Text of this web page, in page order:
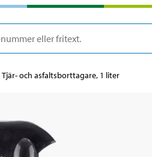
Tjär- och asfaltsborttagare, 1 liter